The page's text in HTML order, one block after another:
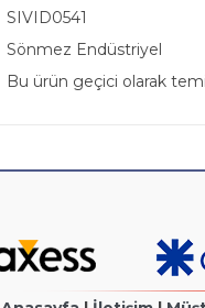
SIVID0541
Sönmez Endüstriyel
Bu ürün geçici olarak